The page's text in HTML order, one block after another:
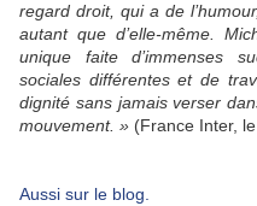
regard droit, qui a de
autant que d’elle-même.
unique faite d’immenses
sociales différentes et de
dignité sans jamais verser
mouvement. » (France Inter,
Aussi sur le blog.